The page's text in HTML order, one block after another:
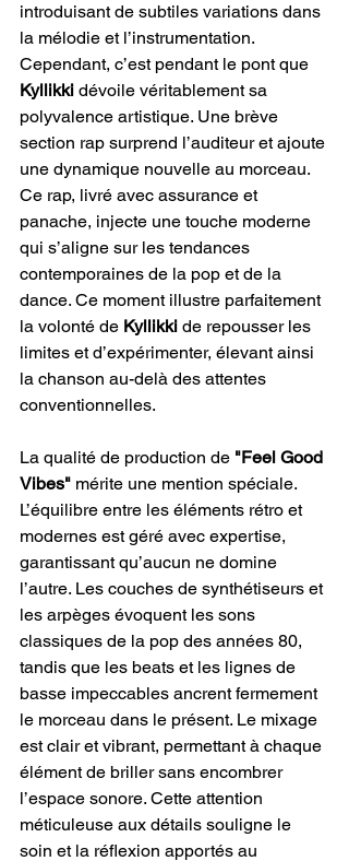
introduisant de subtiles variations dans
la mélodie et l’instrumentation.
Cependant, c’est pendant le pont que
Kyllikki dévoile véritablement sa
polyvalence artistique. Une brève
section rap surprend l’auditeur et ajoute
une dynamique nouvelle au morceau.
Ce rap, livré avec assurance et
panache, injecte une touche moderne
qui s’aligne sur les tendances
contemporaines de la pop et de la
dance. Ce moment illustre parfaitement
la volonté de Kyllikki de repousser les
limites et d’expérimenter, élevant ainsi
la chanson au-delà des attentes
conventionnelles.
La qualité de production de "Feel Good
Vibes" mérite une mention spéciale.
L’équilibre entre les éléments rétro et
modernes est géré avec expertise,
garantissant qu’aucun ne domine
l’autre. Les couches de synthétiseurs et
les arpèges évoquent les sons
classiques de la pop des années 80,
tandis que les beats et les lignes de
basse impeccables ancrent fermement
le morceau dans le présent. Le mixage
est clair et vibrant, permettant à chaque
élément de briller sans encombrer
l’espace sonore. Cette attention
méticuleuse aux détails souligne le
soin et la réflexion apportés au